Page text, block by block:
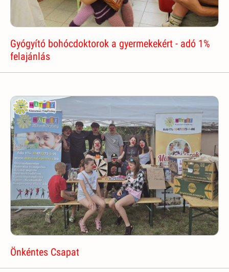
Gyógyító bohócdoktorok a gyermekekért - adó 1%
felajánlás
Önkéntes Csapat